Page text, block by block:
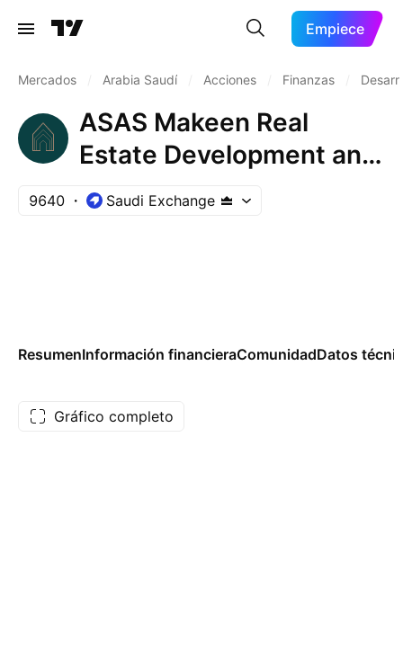
Empiece
Mercados Arabia Saudí Acciones Finanzas
ASAS Makeen Real
Estate Development and
Investment Company
9640 Saudi Exchange
ResumenInformación financieraComunidadDatos
Gráfico completo